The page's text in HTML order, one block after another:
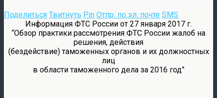
Поделиться Твитнуть Pin Отпр. по эл. почте SMS
Информация ФТС России от 27 января 2017 г.
“Обзор практики рассмотрения ФТС России жалоб на
решения, действия
(бездействие) таможенных органов и их должностных
лиц
в области таможенного дела за 2016 год”